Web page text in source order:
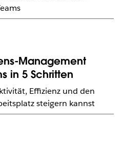
Management
in 5 Schritten
Effizienz und den
steigern kannst